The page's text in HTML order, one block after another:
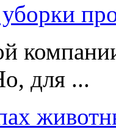
для ...